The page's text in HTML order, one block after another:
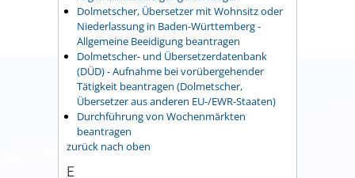
Dolmetscher, Übersetzer mit Wohnsitz oder
Niederlassung in Baden-Württemberg -
Allgemeine Beeidigung beantragen
Dolmetscher- und Übersetzerdatenbank
(DÜD) - Aufnahme bei vorübergehender
Tätigkeit beantragen (Dolmetscher,
Übersetzer aus anderen EU-/EWR-Staaten)
Durchführung von Wochenmärkten
beantragen
zurück nach oben
E